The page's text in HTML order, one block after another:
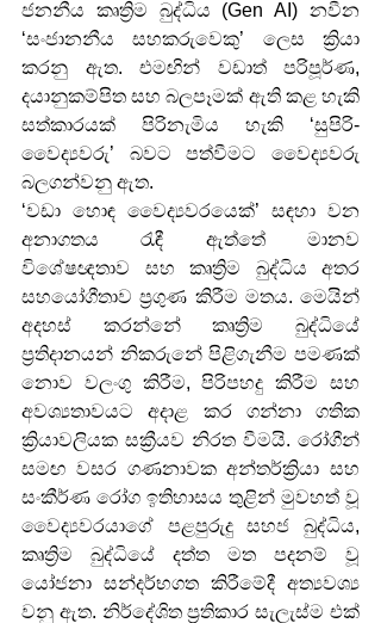
ජනනීය කෘත්‍රිම බුද්ධිය (Gen AI) නවීන
‘සංජානනීය සහකරුවෙකු’ ලෙස ක්‍රියා
කරනු ඇත. එමඟින් වඩාත් පරිපූර්ණ,
දයානුකම්පිත සහ බලපෑමක් ඇති කළ හැකි
සත්කාරයක් පිරිනැමිය හැකි ‘සුපිරි-
වෛද්‍යවරු’ බවට පත්වීමට වෛද්‍යවරු
බලගන්වනු ඇත.
‘වඩා හොඳ වෛද්‍යවරයෙක්’ සඳහා වන
අනාගතය රැඳී ඇත්තේ මානව
විශේෂඥතාව සහ කෘත්‍රිම බුද්ධිය අතර
සහයෝගීතාව ප්‍රගුණ කිරීම මතය. මෙයින්
අදහස් කරන්නේ කෘත්‍රිම බුද්ධියේ
ප්‍රතිදානයන් නිකරුනේ පිළිගැනීම පමණක්
නොව වලංගු කිරීම, පිරිපහදු කිරීම සහ
අවශ්‍යතාවයට අදාළ කර ගන්නා ගතික
ක්‍රියාවලියක සක්‍රීයව නිරත වීමයි. රෝගීන්
සමඟ වසර ගණනාවක අන්තර්ක්‍රියා සහ
සංකීර්ණ රෝග ඉතිහාසය තුළින් මුවහත් වූ
වෛද්‍යවරයාගේ පළපුරුදු සහජ බුද්ධිය,
කෘත්‍රිම බුද්ධියේ දත්ත මත පදනම් වූ
යෝජනා සන්දර්භගත කිරීමේදී අත්‍යවශ්‍ය
වනු ඇත. නිර්දේශිත ප්‍රතිකාර සැලැස්ම එක්